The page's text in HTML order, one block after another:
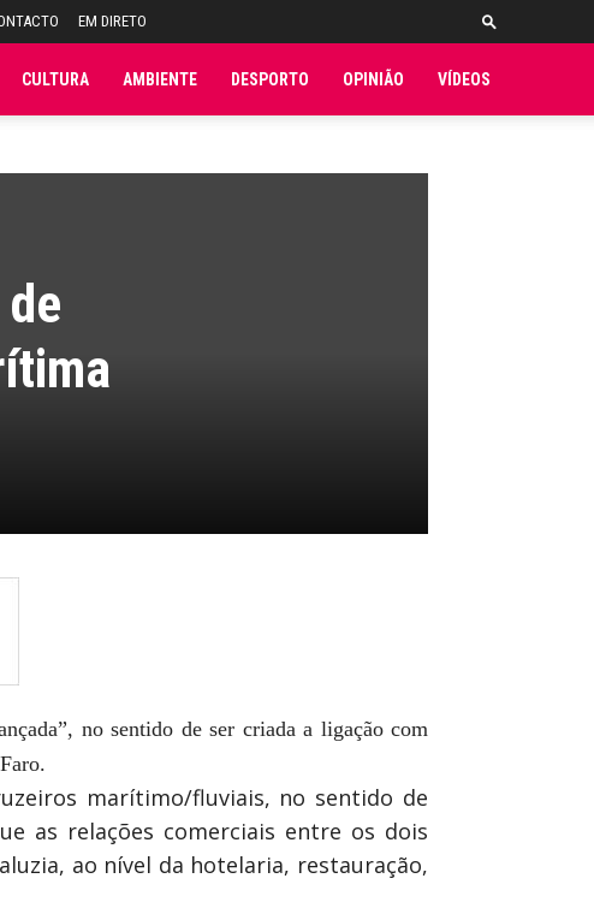
EM DIRETO
CULTURA AMBIENTE DESPORTO OPINIÃO VÍDEOS
no sentido de ser criada a ligação com
marítimo/fluviais, no sentido de
as relações comerciais entre os dois
ao nível da hotelaria, restauração,